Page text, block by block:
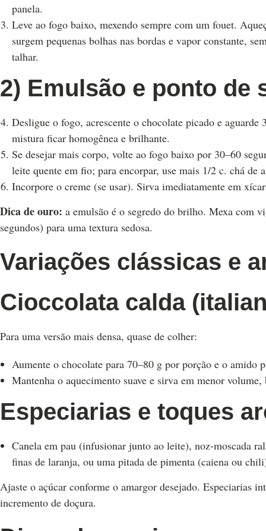
panela.
Leve ao fogo baixo, mexendo sempre com um fouet.
surgem pequenas bolhas nas bordas e vapor constante,
talhar.
2) Emulsão e ponto de
Desligue o fogo, acrescente o chocolate picado e
mistura ficar homogênea e brilhante.
Se desejar mais corpo, volte ao fogo baixo por 30–60
leite quente em fio; para encorpar, use mais 1/2 c. chá
Incorpore o creme (se usar). Sirva imediatamente em
Dica de ouro: a emulsão é o segredo do brilho. Mexa com
segundos) para uma textura sedosa.
Variações clássicas e
Cioccolata calda
Para uma versão mais densa, quase de colher:
Aumente o chocolate para 70–80 g por porção e o amido
Mantenha o aquecimento suave e sirva em menor volume,
Especiarias e toques
Canela em pau (infusionar junto ao leite), noz-moscada
finas de laranja, ou uma pitada de pimenta (caiena ou
Ajaste o açúcar conforme o amargor desejado. Especiarias
incremento de doçura.